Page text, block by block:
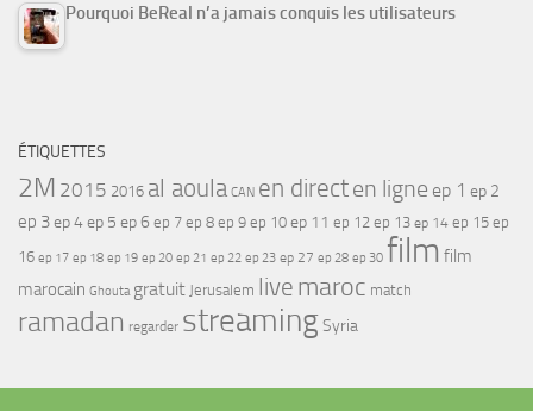
Pourquoi BeReal n’a jamais conquis les utilisateurs
ÉTIQUETTES
2M 2015 2016 al aoula CAN en directen ligne ep 1 ep 2
ep 3ep 4ep 5 ep 6 ep 7 ep 8 ep 9 ep 10 ep 11 ep 12 ep 13 ep 14 ep 15 ep
16 ep 17 ep 18 ep 19 ep 20 ep 21 ep 22 ep 23 ep 27 ep 28 ep 30 film film
marocain Ghouta gratuit Jerusalem live maroc match
ramadan regarder streamingSyria